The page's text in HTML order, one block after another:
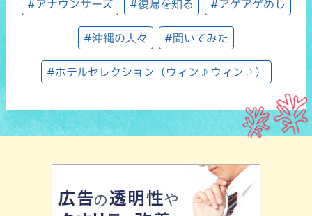
#アナウンサーズ #復帰を知る #アゲアゲめし
#沖縄の人々 #聞いてみた
#ホテルセレクション（ウィン♪ウィン♪）